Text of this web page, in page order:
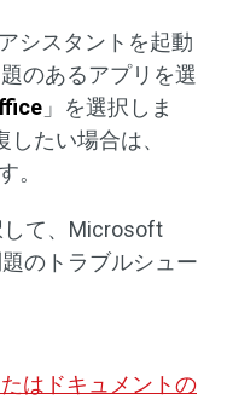
シスタントを起動
のあるアプリを選
」を選択しま
たい場合は、
。
して、Microsoft
のトラブルシュー
はドキュメントの